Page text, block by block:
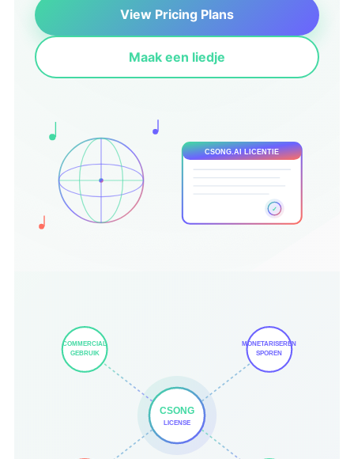
View Pricing Plans
Maak een liedje
CSONG.AI LICENTIE
✓
CSONG
LICENSE
COMMERCIAL
GEBRUIK
MONETARISEREN
SPOREN